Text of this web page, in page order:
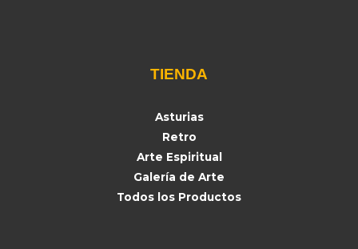
TIENDA
Asturias
Retro
Arte Espiritual
Galería de Arte
Todos los Productos